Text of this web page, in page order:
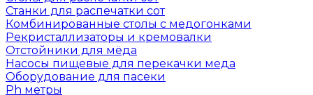
Станки для распечатки сот
Комбинированные столы с медогонками
Рекристаллизаторы и кремовалки
Отстойники для мёда
Насосы пищевые для перекачки меда
Оборудование для пасеки
Ph метры